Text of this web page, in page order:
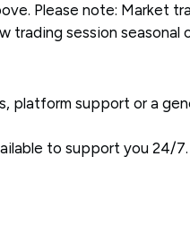
Please note: Market
trading session seasonal
platform support or a
to support you 24/7.